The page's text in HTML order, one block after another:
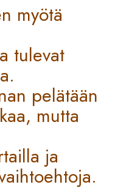
myötä
tulevat
pelätään
mutta
ja